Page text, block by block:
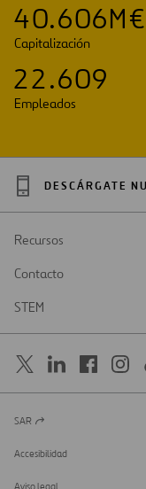
40.606M€
Capitalización
22.609
Empleados
DESCÁRGATE
Recursos
Contacto
STEM
Abrir
una
nueva
SAR
Accesibilidad
Aviso legal